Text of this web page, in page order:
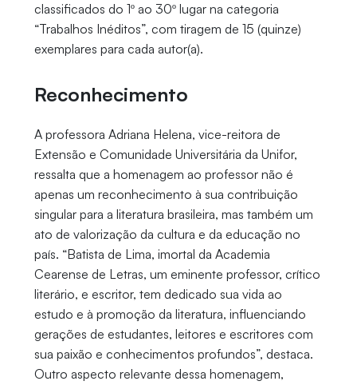
classificados do 1º ao 30º lugar na categoria
“Trabalhos Inéditos”, com tiragem de 15 (quinze)
exemplares para cada autor(a).
Reconhecimento
A professora Adriana Helena, vice-reitora de
Extensão e Comunidade Universitária da Unifor,
ressalta que a homenagem ao professor não é
apenas um reconhecimento à sua contribuição
singular para a literatura brasileira, mas também um
ato de valorização da cultura e da educação no
país. “Batista de Lima, imortal da Academia
Cearense de Letras, um eminente professor, crítico
literário, e escritor, tem dedicado sua vida ao
estudo e à promoção da literatura, influenciando
gerações de estudantes, leitores e escritores com
sua paixão e conhecimentos profundos”, destaca.
Outro aspecto relevante dessa homenagem,